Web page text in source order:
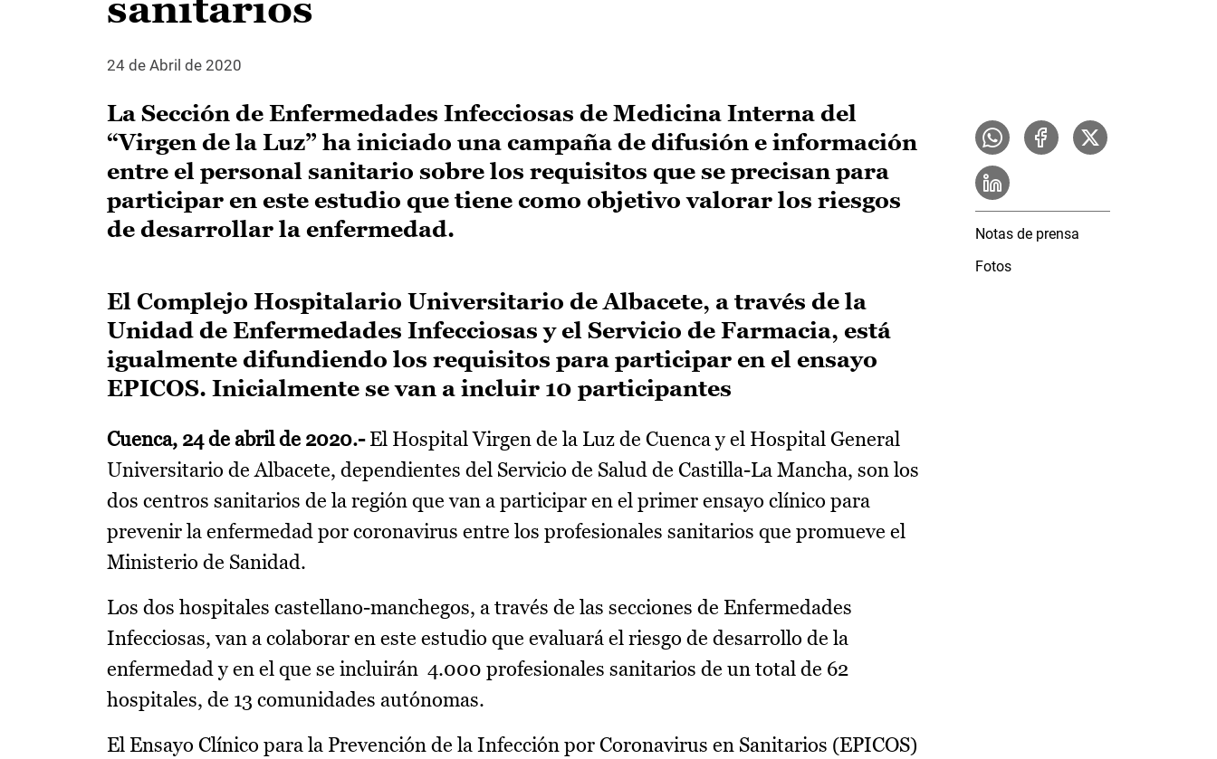
sanitarios
24 de Abril de 2020
La Sección de Enfermedades Infecciosas de Medicina Interna del
“Virgen de la Luz” ha iniciado una campaña de difusión e información
entre el personal sanitario sobre los requisitos que se precisan para
participar en este estudio que tiene como objetivo valorar los riesgos
de desarrollar la enfermedad.
El Complejo Hospitalario Universitario de Albacete, a través de la
Unidad de Enfermedades Infecciosas y el Servicio de Farmacia, está
igualmente difundiendo los requisitos para participar en el ensayo
EPICOS. Inicialmente se van a incluir 10 participantes
Cuenca, 24 de abril de 2020.-El Hospital Virgen de la Luz de Cuenca y el Hospital General
Universitario de Albacete, dependientes del Servicio de Salud de Castilla-La Mancha, son los
dos centros sanitarios de la región que van a participar en el primer ensayo clínico para
prevenir la enfermedad por coronavirus entre los profesionales sanitarios que promueve el
Ministerio de Sanidad.
Los dos hospitales castellano-manchegos, a través de las secciones de Enfermedades
Infecciosas, van a colaborar en este estudio que evaluará el riesgo de desarrollo de la
enfermedad y en el que se incluirán 4.000 profesionales sanitarios de un total de 62
hospitales, de 13 comunidades autónomas.
El Ensayo Clínico para la Prevención de la Infección por Coronavirus en Sanitarios (EPICOS)
Notas de prensa
Fotos